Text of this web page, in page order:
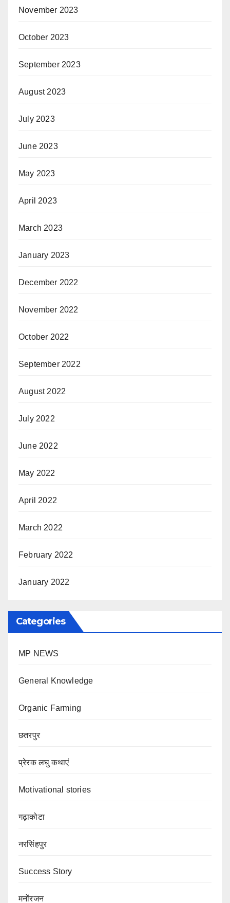
November 2023
October 2023
September 2023
August 2023
July 2023
June 2023
May 2023
April 2023
March 2023
January 2023
December 2022
November 2022
October 2022
September 2022
August 2022
July 2022
June 2022
May 2022
April 2022
March 2022
February 2022
January 2022
Categories
MP NEWS
General Knowledge
Organic Farming
छतरपुर
प्रेरक लघु कथाएं
Motivational stories
गढ़ाकोटा
नरसिंहपुर
Success Story
मनोंरजन